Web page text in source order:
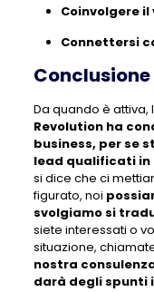
Coinvolgere
Connettersi
Conclusione
Da quando è attiva,
Revolution ha
business, per se
lead qualificati
si dice che ci
figurato, noi
svolgiamo si
siete interessati o
situazione,
nostra
darà degli spunti